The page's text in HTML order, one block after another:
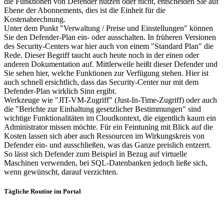
Ebene der Abonnements, dies ist die Einheit für die
Kostenabrechnung.
Unter dem Punkt "Verwaltung / Preise und Einstellungen" können
Sie den Defender-Plan ein- oder ausschalten. In früheren Versionen
des Security-Centers war hier auch von einem "Standard Plan" die
Rede. Dieser Begriff taucht auch heute noch in der einen oder
anderen Dokumentation auf. Mittlerweile heißt dieser Defender und
Sie sehen hier, welche Funktionen zur Verfügung stehen. Hier ist
auch schnell ersichtlich, dass das Security-Center nur mit dem
Defender-Plan wirklich Sinn ergibt.
Werkzeuge wie "JIT-VM-Zugriff" (Just-In-Time-Zugriff) oder auch
die "Berichte zur Einhaltung gesetzlicher Bestimmungen" sind
wichtige Funktionalitäten im Cloudkontext, die eigentlich kaum ein
Administrator missen möchte. Für ein Feintuning mit Blick auf die
Kosten lassen sich aber auch Ressourcen im Wirkungskreis von
Defender ein- und ausschließen, was das Ganze preislich entzerrt.
So lässt sich Defender zum Beispiel in Bezug auf virtuelle
Maschinen verwenden, bei SQL-Datenbanken jedoch ließe sich,
wenn gewünscht, darauf verzichten.
Tägliche Routine im Portal